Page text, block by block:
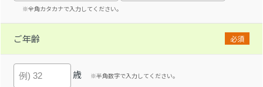
※全角カタカナで入力してください。
ご年齢 必須
歳 ※半角数字で入力してください。